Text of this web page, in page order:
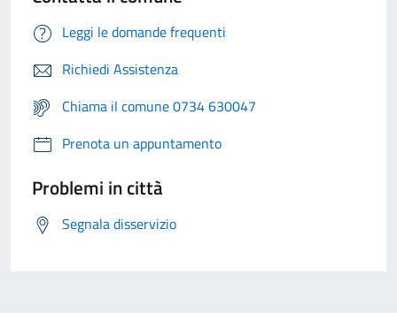
Leggi le domande frequenti
Richiedi Assistenza
Chiama il comune 0734 630047
Prenota un appuntamento
Problemi in città
Segnala disservizio